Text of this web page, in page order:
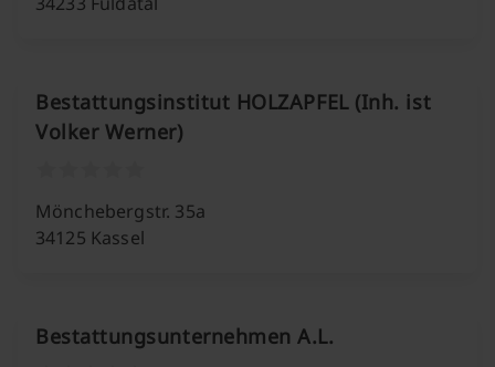
Bestattungsinstitut HOLZAPFEL (Inh. ist
Volker Werner)
Mönchebergstr. 35a
34125 Kassel
Bestattungsunternehmen A.L.